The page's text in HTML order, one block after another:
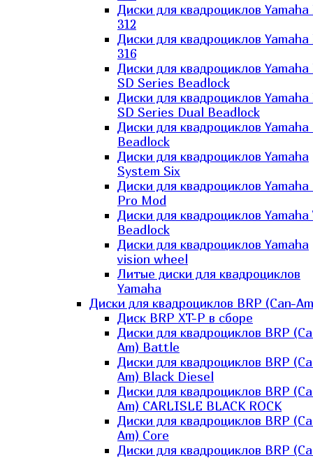
Диски для квадроциклов
312
Диски для квадроциклов
316
Диски для квадроциклов
SD Series Beadlock
Диски для квадроциклов
SD Series Dual Beadlock
Диски для квадроциклов Yamaha
Beadlock
Диски для квадроциклов Yamaha
System Six
Диски для квадроциклов Yamaha
Pro Mod
Диски для квадроциклов Yamaha
Beadlock
Диски для квадроциклов Yamaha
vision wheel
Литые диски для квадроциклов
Yamaha
Диски для квадроциклов BRP (Can-
Диск BRP XT-P в сборе
Диски для квадроциклов BRP
Am) Battle
Диски для квадроциклов BRP
Am) Black Diesel
Диски для квадроциклов BRP
Am) CARLISLE BLACK ROCK
Диски для квадроциклов BRP
Am) Core
Диски для квадроциклов BRP